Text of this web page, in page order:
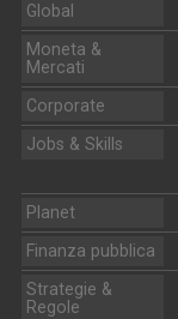
Global
Moneta &
Mercati
Corporate
Jobs & Skills
Planet
Finanza pubblica
Strategie &
Regole